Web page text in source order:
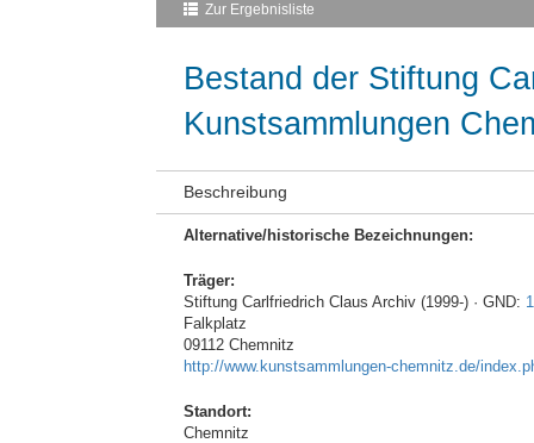
Zur Ergebnisliste
Bestand der Stiftung
Kunstsammlungen
Beschreibung
Alternative/historische Bezeichnungen:
Träger:
Stiftung Carlfriedrich Claus Archiv (1999-) · GND:
Falkplatz
09112 Chemnitz
http://www.kunstsammlungen-chemnitz.de/
Standort:
Chemnitz